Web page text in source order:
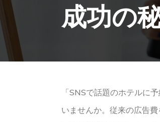
成功の
「SNSで話題のホテルに
いませんか。従来の広告